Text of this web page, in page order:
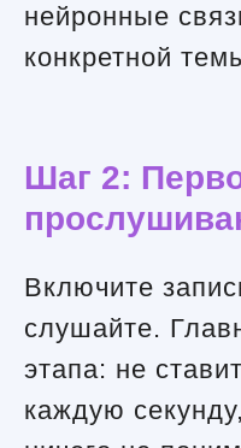
нейронные
конкретной
Шаг 2:
Включите
слушайте.
этапа: не
каждую